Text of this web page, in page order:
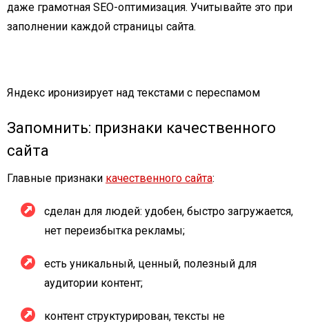
даже грамотная SEO-оптимизация. Учитывайте это при
заполнении каждой страницы сайта.
Яндекс иронизирует над текстами с переспамом
Запомнить: признаки качественного
сайта
Главные признаки качественного сайта:
сделан для людей: удобен, быстро загружается,
нет переизбытка рекламы;
есть уникальный, ценный, полезный для
аудитории контент;
контент структурирован, тексты не